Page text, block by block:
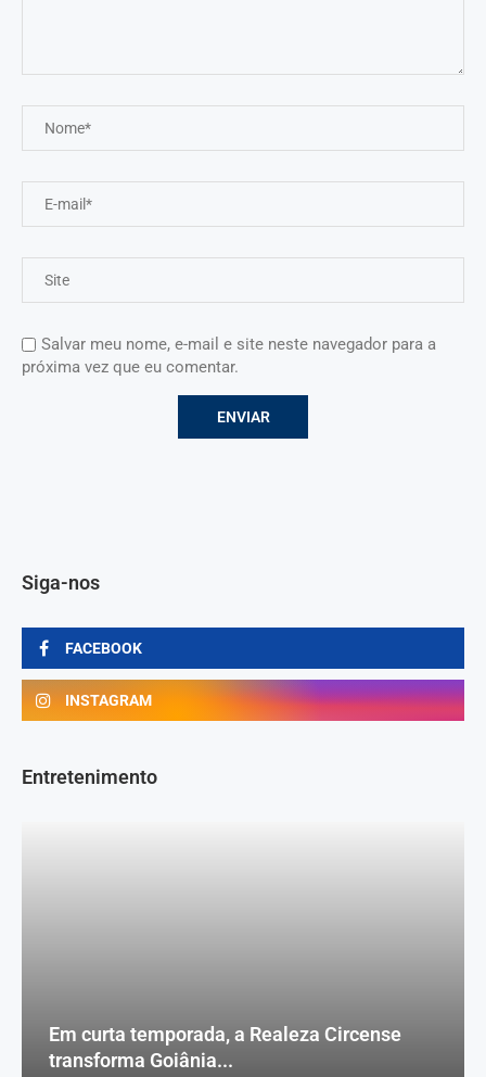
Salvar meu nome, e-mail e site neste navegador para a
próxima vez que eu comentar.
Siga-nos
FACEBOOK
INSTAGRAM
Entretenimento
Em curta temporada, a Realeza Circense
transforma Goiânia...